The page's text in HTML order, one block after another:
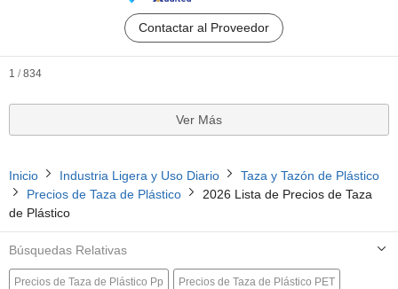
Contactar al Proveedor
1 / 834
Ver Más
Inicio Industria Ligera y Uso Diario
Taza y Tazón de Plástico
Precios de Taza de Plástico
2026 Lista de Precios de Taza
de Plástico
Búsquedas Relativas
Precios de Taza de Plástico Pp Precios de Taza de Plástico PET